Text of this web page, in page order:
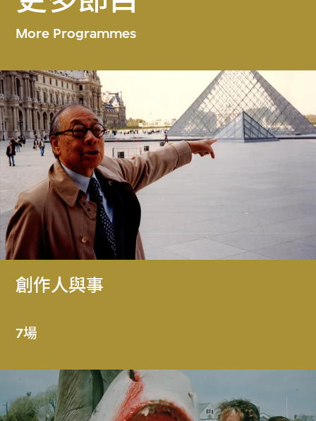
More Programmes
創作人與事
7場